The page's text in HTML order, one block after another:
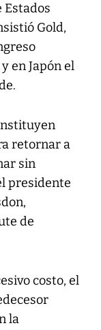
Estados
Gold,
en Japón el
retornar a
sin
presidente
de
costo, el
la